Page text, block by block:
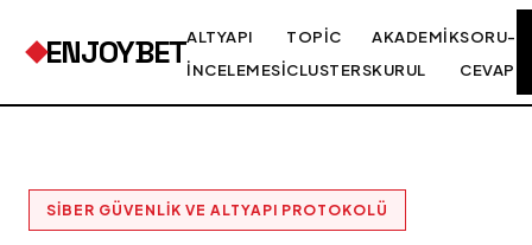
ENJOYBETALTYAPI
İNCELEMESI
TOPIC
CLUSTERS
AKADEMIK
KURUL
SORU-
CEVAP
SIBER GÜVENLIK VE ALTYAPI PROTOKOLÜ